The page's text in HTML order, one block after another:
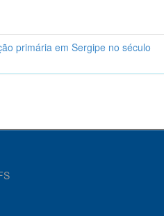
primária em Sergipe no século